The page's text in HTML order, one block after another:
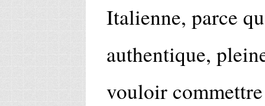
Italienne, parce
authentique,
vouloir